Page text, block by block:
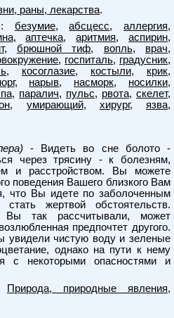
раны, лекарства.
безумие,абсцесс,аллергия,
,аптечка,аритмия,аспирин,
,брюшной тиф, вопль, врач,
, госпиталь, градусник,
, косоглазие, костыли, крик,
, нарыв, насморк, носилки,
, паралич, пульс, рвота, скелет,
, умирающий, хирург,язва,
- Видеть во сне болото -
через трясину - к болезням,
и расстройством. Вы можете
поведения Вашего близкого Вам
что Вы идете по заболоченным
жертвой обстоятельств.
Вы так рассчитывали, может
предпочтет другого.
увидели чистую воду и зеленые
однако на пути к нему
с некоторыми опасностями и
Природа, природные явления,